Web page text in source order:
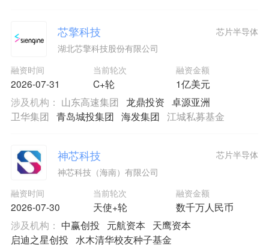
芯擎科技
湖北芯擎科技股份有限公司
融资时间
2026-07-31
当前轮次
C+轮
融资金额
1亿美元
芯片半导体
涉及机构： 山东高速集团 龙鼎投资 卓源亚洲
卫华集团
青岛城投集团 海发集团 江城私募基金
神芯科技
神芯科技（海南）有限公司
融资时间
2026-07-30
当前轮次
天使+轮
融资金额
数千万人民币
芯片半导体
涉及机构： 中赢创投 元航资本
天鹰资本
启迪之星创投
水木清华校友种子基金